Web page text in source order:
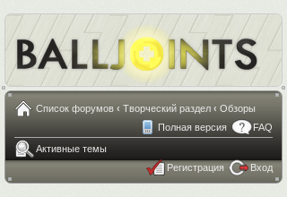
Список форумов ‹ Творческий раздел ‹ Обзоры
FAQ
Полная версия
Активные темы
Регистрация
Вход